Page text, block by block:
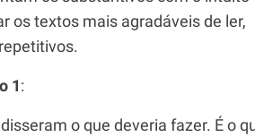
os textos mais agradáveis de ler,
1 :
o que deveria fazer. É o